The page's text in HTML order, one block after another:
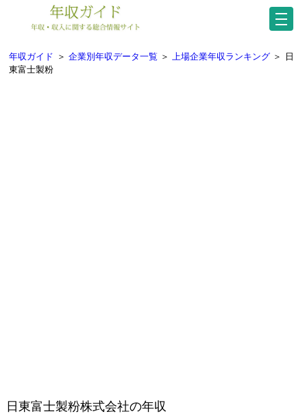
年収ガイド ＞ 企業別年収データ一覧 ＞ 上場企業年収ランキング ＞
日
東富士製粉
日東富士製粉株式会社の年収